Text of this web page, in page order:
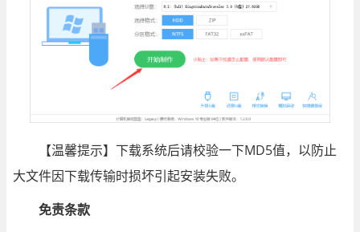
【温馨提示】下载系统后请校验一下MD5值，以防止
大文件因下载传输时损坏引起安装失败。
免责条款